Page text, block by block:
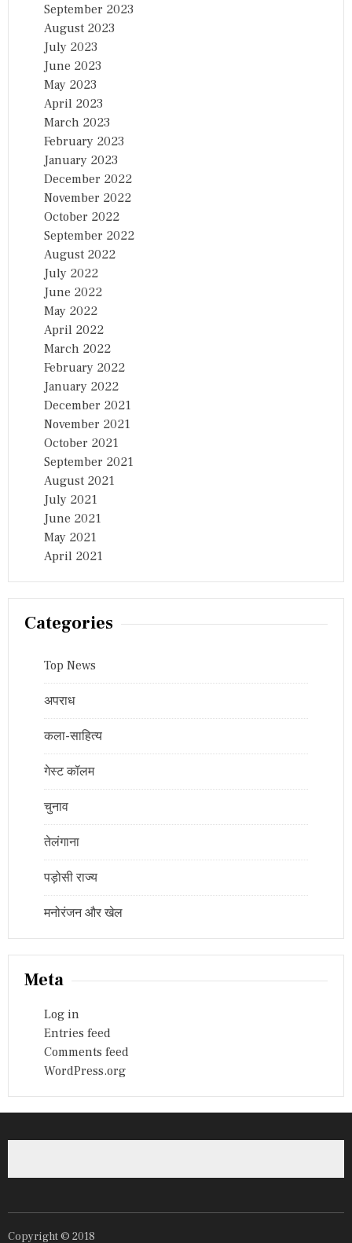
September 2023
August 2023
July 2023
June 2023
May 2023
April 2023
March 2023
February 2023
January 2023
December 2022
November 2022
October 2022
September 2022
August 2022
July 2022
June 2022
May 2022
April 2022
March 2022
February 2022
January 2022
December 2021
November 2021
October 2021
September 2021
August 2021
July 2021
June 2021
May 2021
April 2021
Categories
Top News
अपराध
कला-साहित्य
गेस्ट कॉलम
चुनाव
तेलंगाना
पड़ोसी राज्य
मनोरंजन और खेल
Meta
Log in
Entries feed
Comments feed
WordPress.org
Copyright © 2018